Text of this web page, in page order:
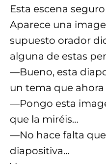
Esta escena
Aparece una
supuesto orador
alguna de estas
—Bueno, esta
un tema que
—Pongo esta
que la miréis…
—No hace falta
diapositiva…